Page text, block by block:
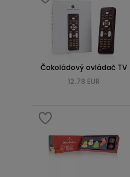
Čokoládový ovládač TV
12.78 EUR